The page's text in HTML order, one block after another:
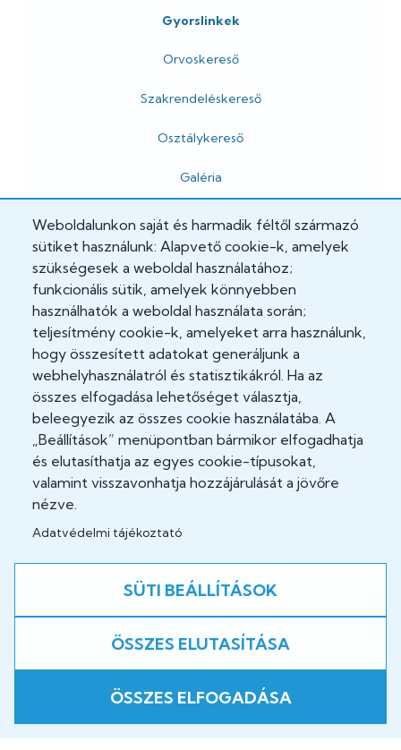
Gyorslinkek
Orvoskereső
Szakrendeléskereső
Osztálykereső
Galéria
Hivatalos
Adatkezelési tájékoztató
Adatvédelmi tisztviselő
Akadálymentesítési nyilatkozat
Cookie Policy
Felhasználási feltételek
Impresszum
Facebook
Copyright © 2026 B.-A.-Z. Vármegyei Központi Kórház és
Weboldalunkon saját és harmadik féltől származó
sütiket használunk: Alapvető cookie-k, amelyek
szükségesek a weboldal használatához;
funkcionális sütik, amelyek könnyebben
használhatók a weboldal használata során;
teljesítmény cookie-k, amelyeket arra használunk,
hogy összesített adatokat generáljunk a
webhelyhasználatról és statisztikákról. Ha az
összes elfogadása lehetőséget választja,
beleegyezik az összes cookie használatába. A
„Beállítások” menüpontban bármikor elfogadhatja
és elutasíthatja az egyes cookie-típusokat,
valamint visszavonhatja hozzájárulását a jövőre
nézve.
Adatvédelmi tájékoztató
SÜTI BEÁLLÍTÁSOK
ÖSSZES ELUTASÍTÁSA
ÖSSZES ELFOGADÁSA